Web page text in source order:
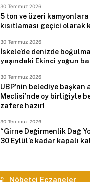
30 Temmuz 2026
5 ton ve üzeri
kısıtlaması geçici olarak
30 Temmuz 2026
İskele’de denizde
yaşındaki Ekinci yoğun
30 Temmuz 2026
UBP’nin belediye başkan
Meclisi’nde oy birliğiyle
zafere hazır!
30 Temmuz 2026
“Girne Değirmenlik Dağ
30 Eylül’e kadar kapalı
Nöbetçi Eczaneler